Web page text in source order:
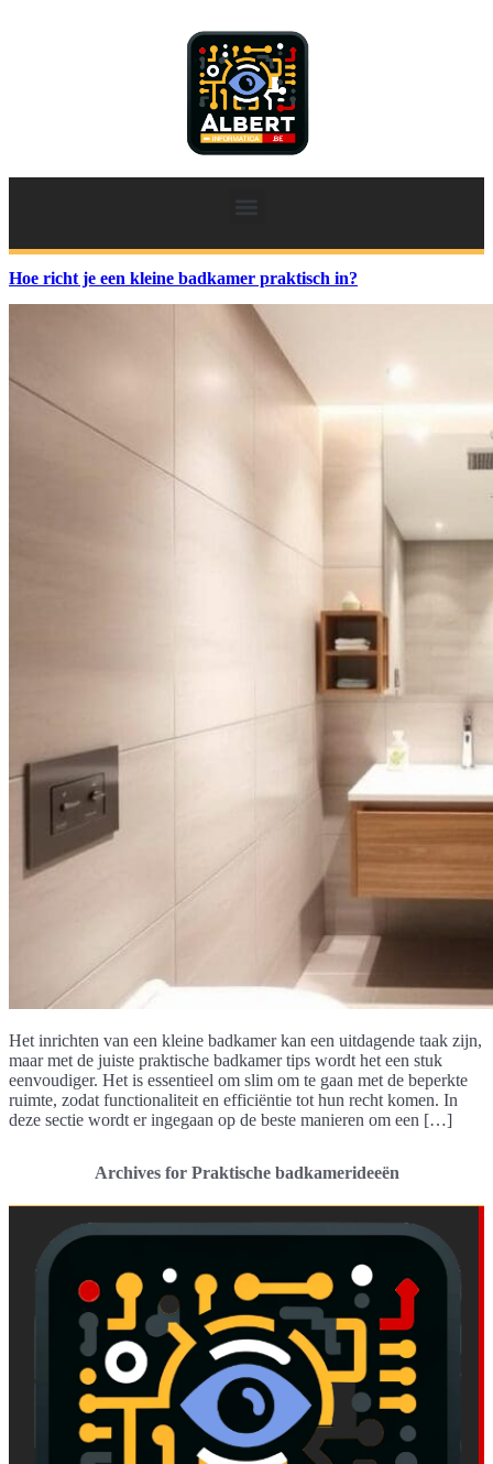
Hoe richt je een kleine badkamer praktisch in?
Het inrichten van een kleine badkamer kan een uitdagende taak zijn,
maar met de juiste praktische badkamer tips wordt het een stuk
eenvoudiger. Het is essentieel om slim om te gaan met de beperkte
ruimte, zodat functionaliteit en efficiëntie tot hun recht komen. In
deze sectie wordt er ingegaan op de beste manieren om een […]
Archives for Praktische badkamerideeën